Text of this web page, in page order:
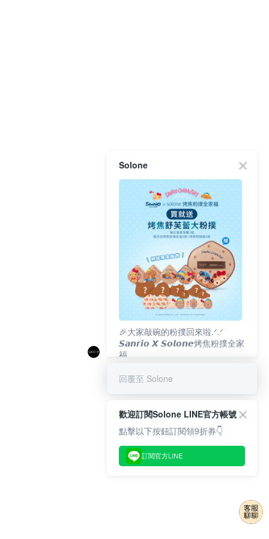
Solone
🎉大家敲碗的粉撲回來啦.ᐟ‪‪.ᐟ
𝙎𝙖𝙣𝙧𝙞𝙤 𝙓 𝙎𝙤𝙡𝙤𝙣𝙚烤焦粉撲全家
福
回覆至 Solone
歡迎訂閱Solone LINE官方帳號
點擊以下按鈕訂閱領9折券👇
訂閱官方LINE